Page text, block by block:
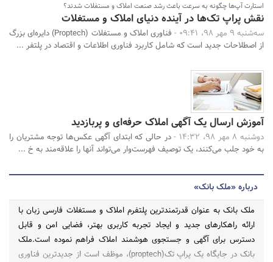
استارت آپ‌ها چگونه به سرعت باعث رشد صنعت املاک و مستغلات شدند؟
نقش پراپ تک‌ها در آینده دنیای املاک و مستغلات
سه‌شنبه 9 مهر 98، 09:41 -
فناوری املاک و مستغلات (Proptech) دایره‌ای بزرگ
از اصطلاحات جدید است که شامل کاربرد فناوری اطلاعات و اقتصاد در پلتفر ...
آموزش ارسال یک آگهی املاک حرفه‌ای و پربازدید
دوشنبه 8 مهر 98، 14:32 -
در حالی که ابتدای آگهی عکس‌ها توجه مشتریان را
به خود جلب می‌کنند، یک توصیف فهرست‌وار می‌تواند آنها را علاقه‌مند به خ ...
درباره «ملک بانک»
ملک بانک به عنوان قدرتمندترین پلتفرم املاک و مستغلات فارسی زبان با
ارائه راهکارهای جدید و ایجاد تجربه کاربری بهتر، فضایی امن و قابل
دسترس برای آگهی و جستجوی هوشمند املاک فراهم نموده است.ملک
بانک در جایگاه یک پراپ تک(proptech)، موظف است از جدیدترین فناوری